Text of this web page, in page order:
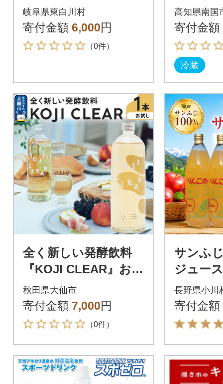
本 720ml 紫蘇 紫蘇ジ
ュース しそ しそジュ
ース
岐阜県東白川村
寄付金額 6,000円
（0件）
ズ&ひ
&ソフ
高知県南国
寄付金額
冷蔵
全く新しい発酵飲料
『KOJI CLEAR』お試
し 700ml×1本 麹|22_e
si-010101
秋田県大仙市
寄付金額 7,000円
（0件）
サンふ
ジュー
長野県小川
寄付金額